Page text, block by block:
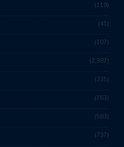
119
41
107
2,387
235
763
583
737